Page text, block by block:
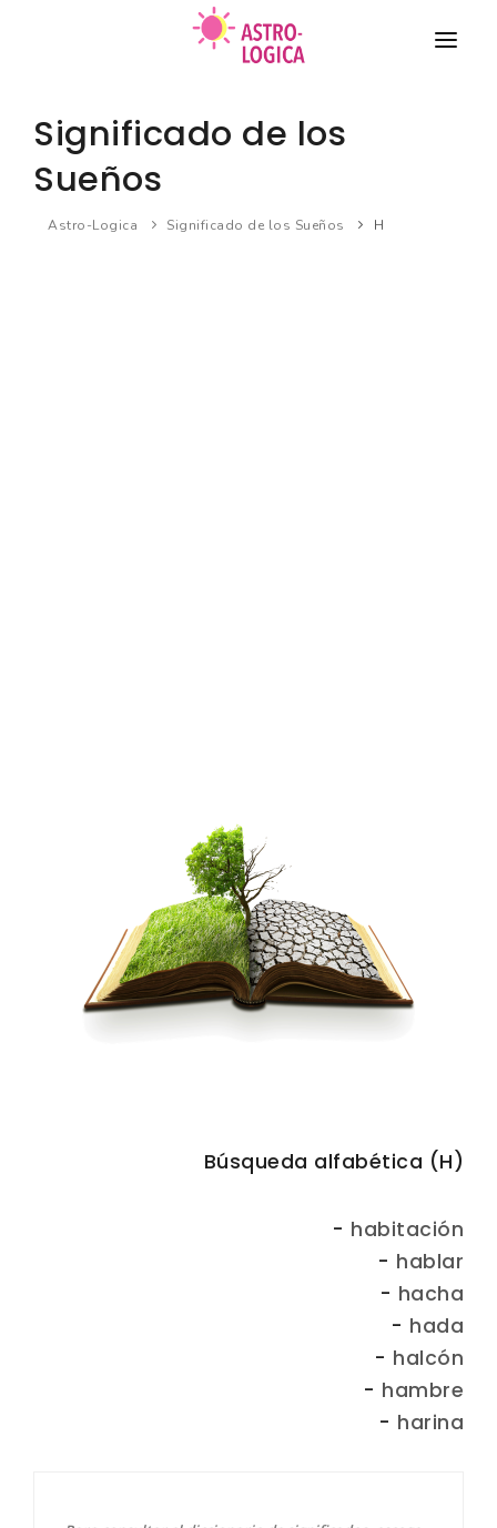
COMPATIBILIDAD DE PAREJA
Significado de los
Sueños
Astro-Logica Significado de los Sueños H
Búsqueda alfabética (H)
- habitación
- hablar
- hacha
- hada
- halcón
- hambre
- harina